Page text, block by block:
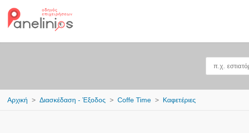
Αρχική Διασκέδαση - Έξοδος Coffe Time Καφετέριες